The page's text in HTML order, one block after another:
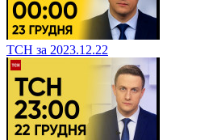
ТСН за 2023.12.22